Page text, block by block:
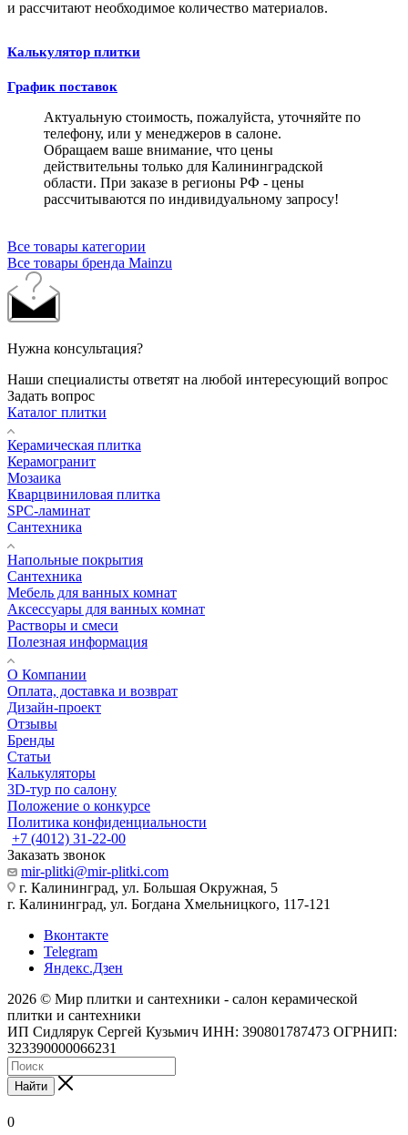
и рассчитают необходимое количество материалов.
Калькулятор плитки
График поставок
Актуальную стоимость, пожалуйста, уточняйте по
телефону, или у менеджеров в салоне.
Обращаем ваше внимание, что цены
действительны только для Калининградской
области. При заказе в регионы РФ - цены
рассчитываются по индивидуальному запросу!
Все товары категории
Все товары бренда Mainzu
Нужна консультация?
Наши специалисты ответят на любой интересующий вопрос
Задать вопрос
Каталог плитки
Керамическая плитка
Керамогранит
Мозаика
Кварцвиниловая плитка
SPC-ламинат
Сантехника
Напольные покрытия
Сантехника
Мебель для ванных комнат
Аксессуары для ванных комнат
Растворы и смеси
Полезная информация
О Компании
Оплата, доставка и возврат
Дизайн-проект
Отзывы
Бренды
Статьи
Калькуляторы
3D-тур по салону
Положение о конкурсе
Политика конфиденциальности
+7 (4012) 31-22-00
Заказать звонок
mir-plitki@mir-plitki.com
г. Калининград, ул. Большая Окружная, 5
г. Калининград, ул. Богдана Хмельницкого, 117-121
Вконтакте
Telegram
Яндекс.Дзен
2026 © Мир плитки и сантехники - салон керамической
плитки и сантехники
ИП Сидлярук Сергей Кузьмич ИНН: 390801787473 ОГРНИП:
323390000066231
Найти
0